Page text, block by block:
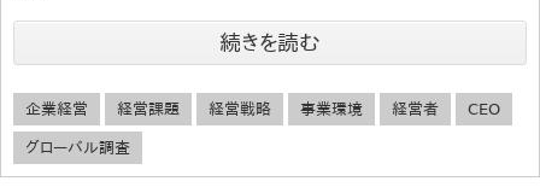
続きを読む
企業経営 経営課題 経営戦略 事業環境 経営者 CEO
グローバル調査